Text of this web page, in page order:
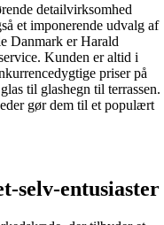
detailvirksomhed
et imponerende udvalg af
Danmark er Harald
Kunden er altid i
priser på
til glashegn til terrassen.
gør dem til et populært
selv-entusiaster